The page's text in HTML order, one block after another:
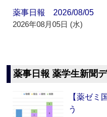
薬事日報 2026/08/05
2026年08月05日 (水)
薬事日報 薬学生新聞
【薬ゼミ
う